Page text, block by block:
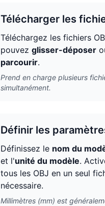
Télécharger les
Téléchargez les fichiers
pouvez glisser-déposer
parcourir.
Prend en charge plusieurs
simultanément.
Définir les
Définissez le nom du
et l'unité du modèle.
tous les OBJ en un seul
nécessaire.
Millimètres (mm) est